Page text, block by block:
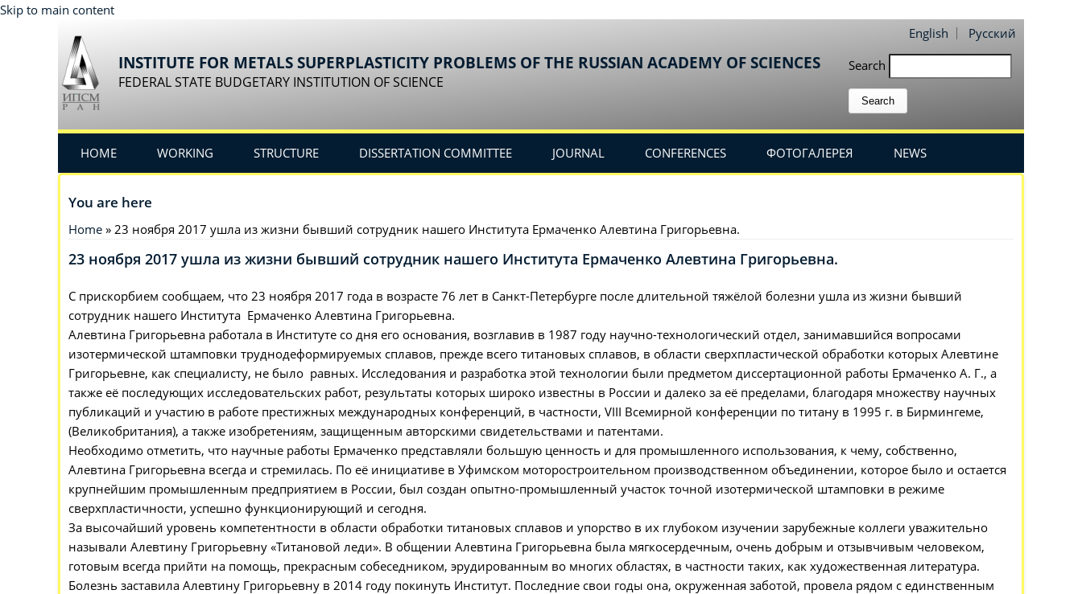
Skip to main content
English
Русский
Search
INSTITUTE FOR METALS SUPERPLASTICITY PROBLEMS OF THE RUSSIAN ACADEMY OF SCIENCES
FEDERAL STATE BUDGETARY INSTITUTION OF SCIENCE
HOME WORKING STRUCTURE DISSERTATION COMMITTEE JOURNAL CONFERENCES ФОТОГАЛЕРЕЯ NEWS
You are here
Home » 23 ноября 2017 ушла из жизни бывший сотрудник нашего Института Ермаченко Алевтина Григорьевна.
23 ноября 2017 ушла из жизни бывший сотрудник нашего Института Ермаченко Алевтина Григорьевна.
С прискорбием сообщаем, что 23 ноября 2017 года в возрасте 76 лет в Санкт-Петербурге после длительной тяжёлой болезни ушла из жизни бывший
сотрудник нашего Института Ермаченко Алевтина Григорьевна.
Алевтина Григорьевна работала в Институте со дня его основания, возглавив в 1987 году научно-технологический отдел, занимавшийся вопросами
изотермической штамповки труднодеформируемых сплавов, прежде всего титановых сплавов, в области сверхпластической обработки которых Алевтине
Григорьевне, как специалисту, не было равных. Исследования и разработка этой технологии были предметом диссертационной работы Ермаченко А. Г., а
также её последующих исследовательских работ, результаты которых широко известны в России и далеко за её пределами, благодаря множеству научных
публикаций и участию в работе престижных международных конференций, в частности, VIII Всемирной конференции по титану в 1995 г. в Бирмингеме,
(Великобритания), а также изобретениям, защищенным авторскими свидетельствами и патентами.
Необходимо отметить, что научные работы Ермаченко представляли большую ценность и для промышленного использования, к чему, собственно,
Алевтина Григорьевна всегда и стремилась. По её инициативе в Уфимском моторостроительном производственном объединении, которое было и остается
крупнейшим промышленным предприятием в России, был создан опытно-промышленный участок точной изотермической штамповки в режиме
сверхпластичности, успешно функционирующий и сегодня.
За высочайший уровень компетентности в области обработки титановых сплавов и упорство в их глубоком изучении зарубежные коллеги уважительно
называли Алевтину Григорьевну «Титановой леди». В общении Алевтина Григорьевна была мягкосердечным, очень добрым и отзывчивым человеком,
готовым всегда прийти на помощь, прекрасным собеседником, эрудированным во многих областях, в частности таких, как художественная литература.
Болезнь заставила Алевтину Григорьевну в 2014 году покинуть Институт. Последние свои годы она, окруженная заботой, провела рядом с единственным